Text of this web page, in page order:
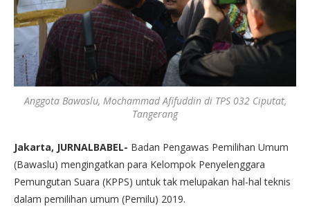
Anggota Bawaslu, Mochammad Afifuddin di TPS 032 Ciputat,
Tangerang
Jakarta, JURNALBABEL- Badan Pengawas Pemilihan Umum
(Bawaslu) mengingatkan para Kelompok Penyelenggara
Pemungutan Suara (KPPS) untuk tak melupakan hal-hal teknis
dalam pemilihan umum (Pemilu) 2019.